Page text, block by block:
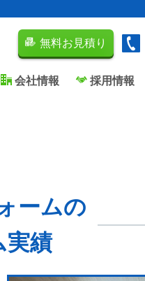
無料お見積り
会社情報 採用情報
ームの
実績